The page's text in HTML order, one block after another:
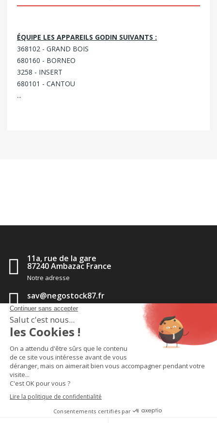
ÉQUIPE LES APPAREILS GODIN SUIVANTS :
368102 - GRAND BOIS
680160 - BORNEO
3258 - INSERT
680101 - CANTOU
...
11a, rue de la gare
87240 Ambazac France
Notre adresse
sav@negostock87.fr
Contactez-nous
05 55 56 35 14
Appelez-nous
- CGV -